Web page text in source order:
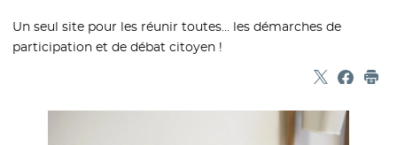
Un seul site pour les réunir toutes… les démarches de
participation et de débat citoyen !
Partager
- Nouvelle
-